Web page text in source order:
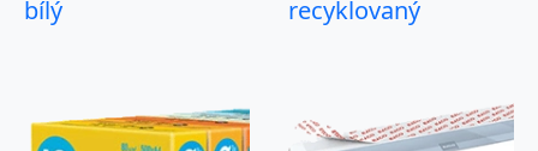
bílý
recyklovaný